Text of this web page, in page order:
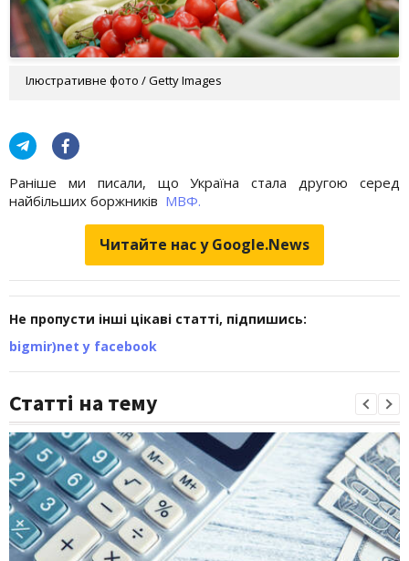
Ілюстративне фото / Getty Images
Раніше ми писали, що Україна стала другою серед
найбільших боржників МВФ.
Читайте нас у Google.News
Не пропусти інші цікаві статті, підпишись:
bigmir)net у facebook
Статті на тему